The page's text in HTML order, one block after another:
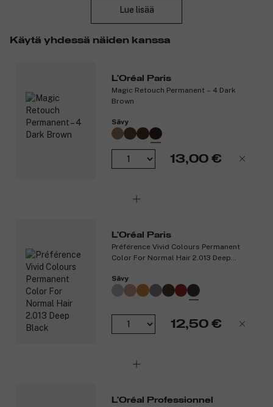
saat suihkuttamalla L'Oréal Paris Magic Retouch -tyvisävytettä
Kestää kunnes pestään pois shampoolla
Ei tahraa levitettäessä
Suihkuta Magic Retouchia suoraan kuiviin hiuksiin
antamaan tasaisen hiusvärin ja upeat hiukset
Lue lisää
Käytä yhdessä näiden kanssa
L'Oréal Paris
Magic Retouch Permanent – 4 Dark
Brown
Sävy
13,00 €
L'Oréal Paris
Préférence Vivid Colours Permanent
Color For Normal Hair 2.013 Deep
Sävy
12,50 €
L'Oréal Professionnel